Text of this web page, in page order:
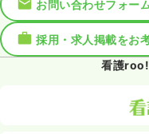
お問い合わせフォー
採用・求人掲載をお
看護roo!